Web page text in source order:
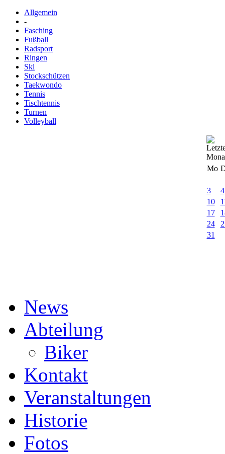
Allgemein
-
Fasching
Fußball
Radsport
Ringen
Ski
Stockschützen
Taekwondo
Tennis
Tischtennis
Turnen
Volleyball
Mo
3
4
10
17
24
31
News
Abteilung
Biker
Kontakt
Veranstaltungen
Historie
Fotos